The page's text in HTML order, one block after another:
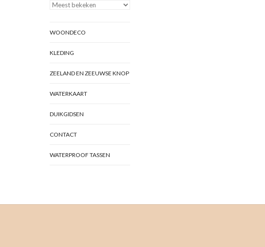
WOONDECO
KLEDING
ZEELAND EN ZEEUWSE KNOP
WATERKAART
DUIKGIDSEN
CONTACT
WATERPROOF TASSEN